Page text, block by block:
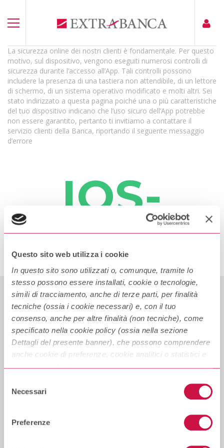
Questo sito web utilizza i cookie
In questo sito sono utilizzati o, comunque, tramite lo
stesso possono essere installati, cookie o tecnologie,
simili di tracciamento, anche di terze parti, per finalità
tecniche (ossia i cookie necessari) e, con il tuo
consenso, anche per altre finalità (non tecniche), come
specificato nella cookie policy (ossia nella sezione
Dettagli del presente banner), che possono comprendere
anche cookie di preferenze, cookie analitici o statistici e
cookie di profilazione (questi ultimi sono denominati
revocare il tuo consenso, in qualsiasi momento,
Puoi acconsentire all’utilizzo di tali tecnologie utilizzando
delNecessari
Preferenze
La sicurezza online dei nostri clienti è fondamentale. Per questo
motivo, sul dispositivo, vengono eseguiti numerosi controlli di
sicurezza durante l’accesso all’App. Tali controlli possono
includere la presenza di una tastiera non attendibile, di un lettore
di schermo, di un sistema operativo modificato e molti altri. Sei
stato indirizzato a questa pagina poiché una o più caratteristiche
del tuo dispositivo indicano che l’uso sicuro dell’App potrebbe
non essere garantito, pertanto ti invitiamo a contattare il
servizio clienti della Banca, riportando il seguente messaggio
d’errore
IOS-
ERR02
Privacy
Trasparenza
Dati societari